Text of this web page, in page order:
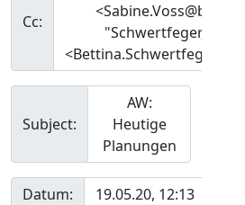
Cc:
"Schwertfeger,
Subject:
AW:
Heutige
Planungen
Datum: 19.05.20, 12:13